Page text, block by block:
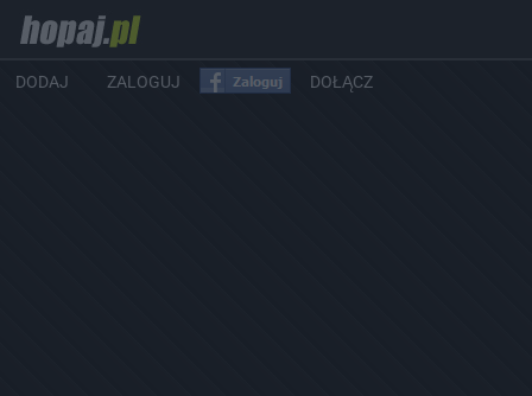
DODAJ ZALOGUJ DOŁĄCZ